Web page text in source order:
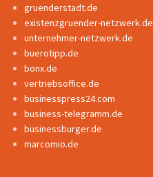
gruenderstadt.de
existenzgruender-netzwerk.de
unternehmer-netzwerk.de
buerotipp.de
bonx.de
vertriebsoffice.de
businesspress24.com
business-telegramm.de
businessburger.de
marcomio.de